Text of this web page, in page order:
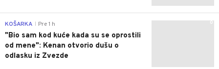
0
KOŠARKA Pre 1 h
"Bio sam kod kuće kada su se oprostili
od mene": Kenan otvorio dušu o
odlasku iz Zvezde